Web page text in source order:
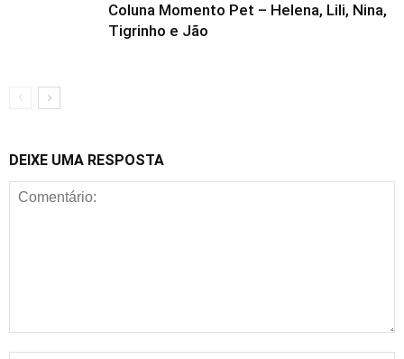
Coluna Momento Pet – Helena, Lili, Nina,
Tigrinho e Jão
DEIXE UMA RESPOSTA